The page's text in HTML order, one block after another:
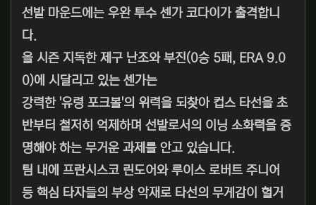
선발 마운드에는 우완 투수 센가 코다이가 출격합니
다.
올 시즌 지독한 제구 난조와 부진(0승 5패, ERA 9.0
0)에 시달리고 있는 센가는
강력한 '유령 포크볼'의 위력을 되찾아 컵스 타선을 초
반부터 철저히 억제하며 선발로서의 이닝 소화력을 증
명해야 하는 무거운 과제를 안고 있습니다.
팀 내에 프란시스코 린도어와 루이스 로버트 주니어
등 핵심 타자들의 부상 악재로 타선의 무게감이 헐거